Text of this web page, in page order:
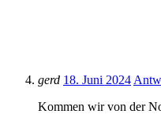
gerd 18. Juni 2024
Kommen wir von der